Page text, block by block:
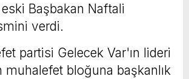
Başbakan Naftali
verdi.
partisi Gelecek Var'ın lideri
muhalefet bloğuna başkanlık